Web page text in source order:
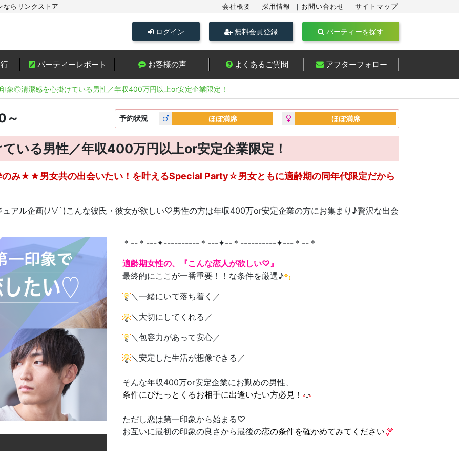
ならリンクストア 会社概要 採用情報 お問い合わせ サイトマップ
ログイン 無料会員登録 パーティーを探す
パーティーレポート お客様の声 よくあるご質問 アフターフォロー
象◎清潔感を心掛けている男性／年収400万円以上or安定企業限定！
～ 予約状況 ほぼ満席 ほぼ満席
いる男性／年収400万円以上or安定企業限定！
み★★男女共の出会いたい！を叶えるSpecial Party☆男女ともに適齢期の同年代限定だから
ュアル企画(ﾉ∀`)こんな彼氏・彼女が欲しい♡男性の方は年収400万or安定企業の方にお集まり♪贅沢な出会
＊--＊---✦----------＊---✦--＊----------✦---＊--＊
適齢期女性の、『こんな恋人が欲しい♡』
最終的にここが一番重要！！な条件を厳選♪
＼一緒にいて落ち着く／
＼大切にしてくれる／
＼包容力があって安心／
＼安定した生活が想像できる／
そんな年収400万or安定企業にお勤めの男性、
条件にぴたっとくるお相手に出逢いたい方必見！
ただし恋は第一印象から始まる♡
お互いに最初の印象の良さから最後の恋の条件を確かめてみてください